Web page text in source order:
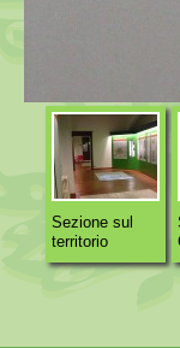
Sezione sul
territorio